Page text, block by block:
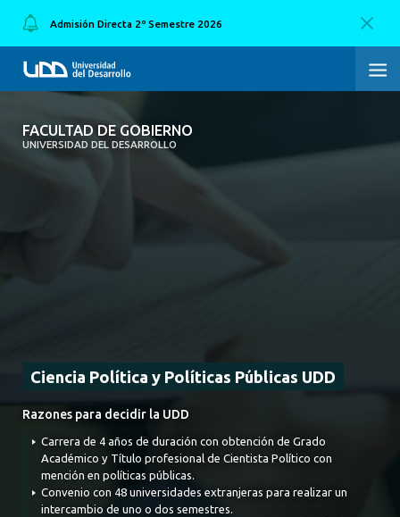
FACULTAD DE GOBIERNO
UNIVERSIDAD DEL DESARROLLO
FACULTAD DE GOBIERNO
ALUMNI
Admisión Directa 2º Semestre 2026
Ciencia Política y Políticas Públicas UDD
Razones para decidir la UDD
Carrera de 4 años de duración con obtención de Grado
Académico y Título profesional de Cientista Político con
mención en políticas públicas.
Convenio con 48 universidades extranjeras para realizar un
intercambio de uno o dos semestres.